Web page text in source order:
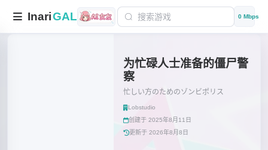
InariGAL 0 Mbps
为忙碌人士准备的僵尸警
察
忙しい方のためのゾンビポリス
Lobstudio
创建于 2025年8月11日
更新于 2026年8月8日